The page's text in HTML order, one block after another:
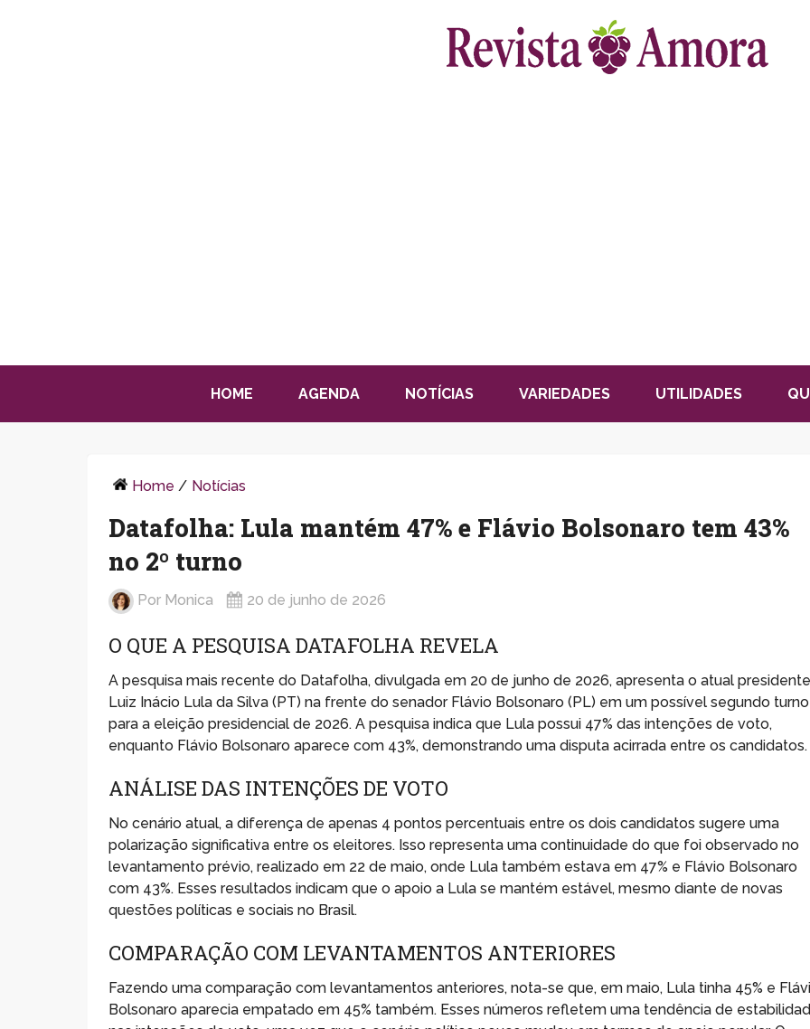
HOME AGENDA NOTÍCIAS VARIEDADES UTILIDADES
Home / Notícias
Datafolha: Lula mantém 47% e Flávio Bolsonaro tem 43%
no 2º turno
Por Monica 20 de junho de 2026
O QUE A PESQUISA DATAFOLHA REVELA
A pesquisa mais recente do Datafolha, divulgada em 20 de junho de 2026, apresenta o atual presidente
Luiz Inácio Lula da Silva (PT) na frente do senador Flávio Bolsonaro (PL) em um possível segundo turno
para a eleição presidencial de 2026. A pesquisa indica que Lula possui 47% das intenções de voto,
enquanto Flávio Bolsonaro aparece com 43%, demonstrando uma disputa acirrada entre os candidatos.
ANÁLISE DAS INTENÇÕES DE VOTO
No cenário atual, a diferença de apenas 4 pontos percentuais entre os dois candidatos sugere uma
polarização significativa entre os eleitores. Isso representa uma continuidade do que foi observado no
levantamento prévio, realizado em 22 de maio, onde Lula também estava em 47% e Flávio Bolsonaro
com 43%. Esses resultados indicam que o apoio a Lula se mantém estável, mesmo diante de novas
questões políticas e sociais no Brasil.
COMPARAÇÃO COM LEVANTAMENTOS ANTERIORES
Fazendo uma comparação com levantamentos anteriores, nota-se que, em maio, Lula tinha 45% e
Bolsonaro aparecia empatado em 45% também. Esses números refletem uma tendência de